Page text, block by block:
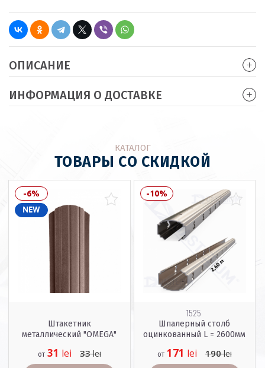
ОПИСАНИЕ
ИНФОРМАЦИЯ О ДОСТАВКЕ
КАТАЛОГ
ТОВАРЫ СО СКИДКОЙ
-6%
NEW
Штакетник
металлический "OMEGA"
от 31 lei 33lei
-10%
1525
Шпалерный столб
оцинкованный L = 2600мм
от 171 lei 190lei